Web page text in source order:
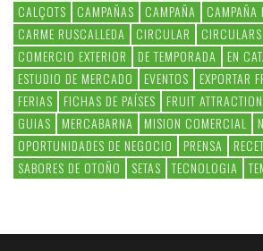
CALÇOTS
CAMPAÑAS CAMPAÑA
CAMPAÑA
CARME RUSCALLEDA
CIRCULAR CIRCULARS
COMERCIO EXTERIOR
DE TEMPORADA
EN
ESTUDIO DE MERCADO
EVENTOS
EXPORTAR
FERIAS
FICHAS DE PAÍSES FRUIT ATTRACTION
GUIAS
MERCABARNA MISION COMERCIAL
OPORTUNIDADES DE NEGOCIO
PRENSA
SABORES DE OTOÑO
SETAS TECNOLOGIA